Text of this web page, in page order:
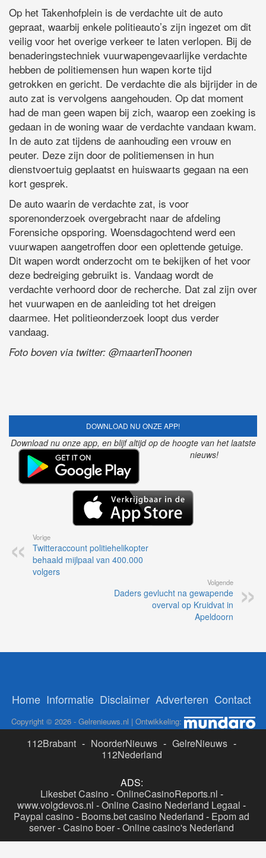
Op het Takenhofplein is de verdachte uit de auto
gepraat, waarbij enkele politieauto’s zijn ingezet om dit
veilig voor het overige verkeer te laten verlopen. Bij de
benaderingstechniek vuurwapengevaarlijke verdachte
hebben de politiemensen hun wapen korte tijd
getrokken en gericht. De verdachte die als bijrijder in de
auto zat is vervolgens aangehouden. Op dat moment
had de man geen wapen bij zich, waarop een zoeking is
gedaan in de woning waar de verdachte vandaan kwam.
In de auto zat tijdens de aanhouding een vrouw en
peuter. Deze zijn door de politiemensen in hun
dienstvoertuig geplaatst en huiswaarts gegaan na een
kort gesprek.
De auto waarin de verdachte zat, is voor
sporenonderzoek overgebracht naar de afdeling
Forensiche opsporing. Woensdagochtend werd een
vuurwapen aangetroffen door een oplettende getuige.
Dit wapen wordt onderzocht om te bekijken of het voor
deze bedreiging gebruikt is. Vandaag wordt de
verdachte verhoord door de recherche. Dat zal zijn over
het vuurwapen en de aanleiding tot het dreigen
daarmee. Het politieonderzoek loopt dus verder
vandaag.
Foto boven via twitter: @maartenThoonen
DOWNLOAD NU ONZE APP!
Download nu onze app, en blijf altijd op de hoogte van het laatste
Daders gevlucht na gewapende
Disclaimer Adverteren
Copyright © 2026 - Gelrenieuws.nl | Ontwikkeling:
112Brabant - NoorderNieuws - GelreNieuws -
112Nederland
ADS: